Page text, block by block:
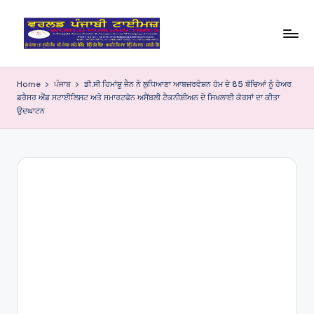
o
rl
d
P
Home ਪੰਜਾਬ
ਡੀ.ਸੀ ਹਿਮਾਂਸ਼ੂ ਜੈਨ ਨੇ ਲੁਧਿਆਣਾ ਆਬਜ਼ਰਵੇਸ਼ਨ ਹੋਮ ਦੇ 85 ਬੱਚਿਆਂ ਨੂੰ ਹੇਅਰ
ਡਰੈਸਰ ਐਂਡ ਸਟਾਈਲਿਸਟ ਅਤੇ ਸਮਾਰਟਫੋਨ ਅਸੈਂਬਲੀ ਟੈਕਨੀਸ਼ੀਅਨ ਦੇ ਸਿਖਲਾਈ ਕੋਰਸਾਂ ਦਾ ਕੀਤਾ
ਉਦਘਾਟਨ